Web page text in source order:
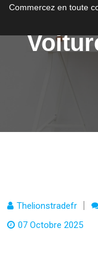
Commercez en toute
Thelionstradefr
07 Octobre 2025